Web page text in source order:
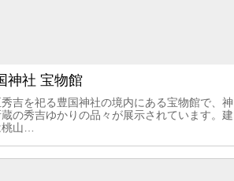
神社 宝物館
吉を祀る豊国神社の境内にある宝物館で、神
の秀吉ゆかりの品々が展示されています。建
山…